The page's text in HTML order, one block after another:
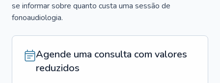
se informar sobre quanto custa uma sessão de
fonoaudiologia.
Agende uma consulta com valores
reduzidos